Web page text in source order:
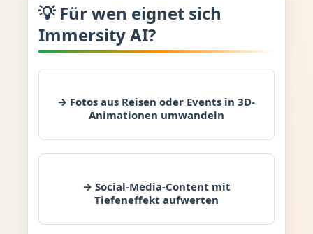
💡 Für wen eignet sich
Immersity AI?
→ Fotos aus Reisen oder Events in 3D-
Animationen umwandeln
→ Social-Media-Content mit
Tiefeneffekt aufwerten